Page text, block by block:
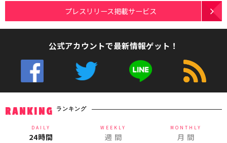
プレスリリース掲載サービス
公式アカウントで最新情報ゲット！
RANKING ランキング
DAILY
24時間
WEEKLY
週 間
MONTHLY
月 間